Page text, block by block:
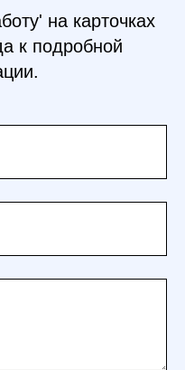
на карточках
к подробной